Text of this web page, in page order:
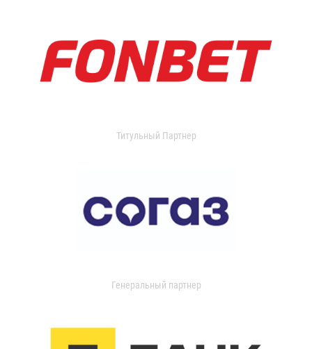
Титульный Партнер
Генеральный партнер